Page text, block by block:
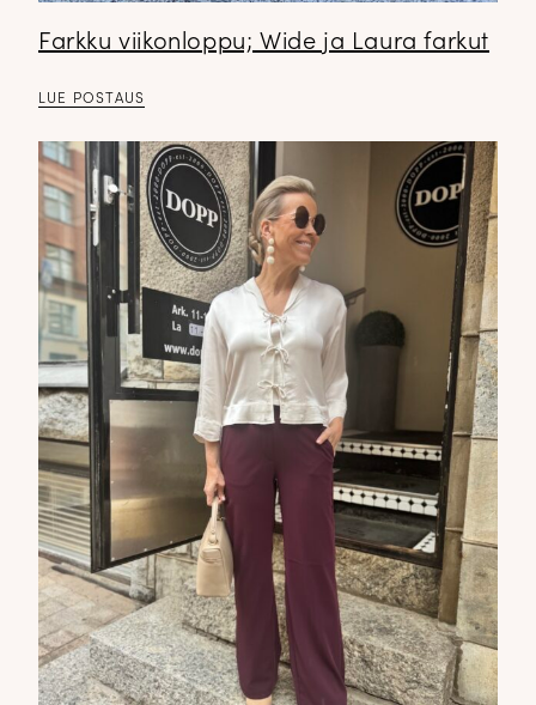
Farkku viikonloppu; Wide ja Laura farkut
LUE POSTAUS